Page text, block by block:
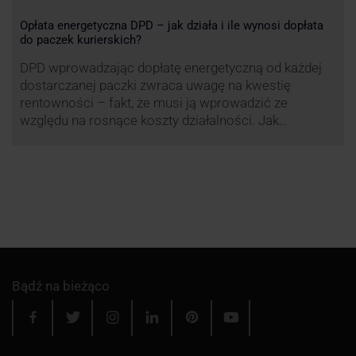
Opłata energetyczna DPD – jak działa i ile wynosi dopłata
do paczek kurierskich?
DPD wprowadzając dopłatę energetyczną od każdej
dostarczanej paczki zwraca uwagę na kwestię
rentowności – fakt, że musi ją wprowadzić ze
względu na rosnące koszty działalności. Jak
Bądź na bieżąco